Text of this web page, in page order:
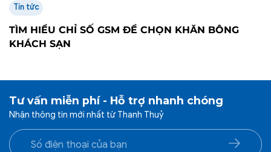
Tin tức
TÌM HIỂU CHỈ SỐ GSM ĐỂ CHỌN KHĂN BÔNG
KHÁCH SẠN
Tư vấn miễn phí - Hỗ trợ nhanh chóng
Nhận thông tin mới nhất từ Thanh Thuỷ